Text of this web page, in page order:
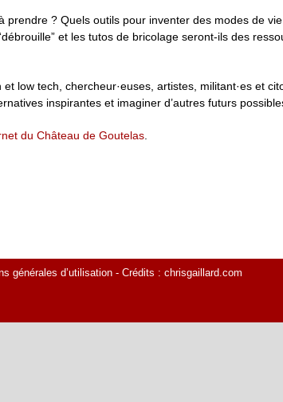
prendre ? Quels outils pour inventer des modes de
et les tutos de bricolage seront-ils des
low tech, chercheur·euses, artistes, militant·es et
inspirantes et imaginer d’autres futurs
du Château de Goutelas
générales d’utilisation - Crédits : chrisgaillard.com